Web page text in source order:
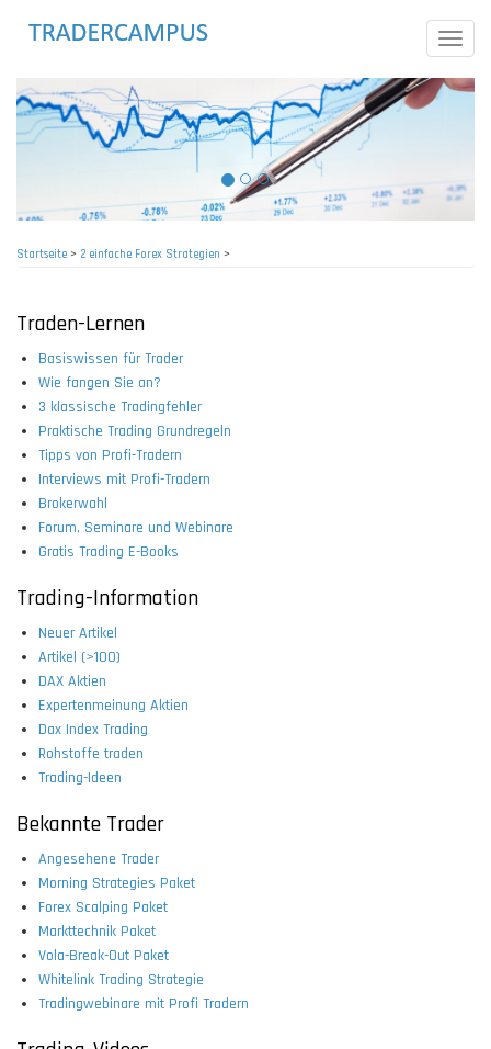
Toggle
Startseite> 2 einfache Forex Strategien >
Traden-Lernen
Basiswissen für Trader
Wie fangen Sie an?
3 klassische Tradingfehler
Praktische Trading Grundregeln
Tipps von Profi-Tradern
Interviews mit Profi-Tradern
Brokerwahl
Forum, Seminare und Webinare
Gratis Trading E-Books
Trading-Information
Neuer Artikel
Artikel (>100)
DAX Aktien
Expertenmeinung Aktien
Dax Index Trading
Rohstoffe traden
Trading-Ideen
Bekannte Trader
Angesehene Trader
Morning Strategies Paket
Forex Scalping Paket
Markttechnik Paket
Vola-Break-Out Paket
Whitelink Trading Strategie
Tradingwebinare mit Profi Tradern